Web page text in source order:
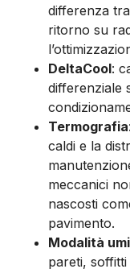
differenza
ritorno su
DeltaCool:
differenziale
Termografia
caldi e la
meccanici
nascosti
pavimento.
Modalità
pareti,